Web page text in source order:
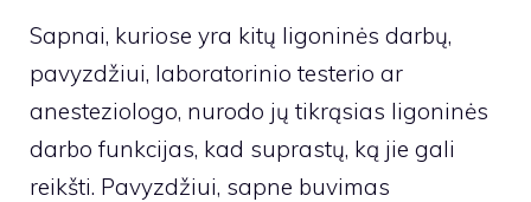
Sapnai, kuriose yra kitų ligoninės darbų,
pavyzdžiui, laboratorinio testerio ar
anesteziologo, nurodo jų tikrąsias ligoninės
darbo funkcijas, kad suprastų, ką jie gali
reikšti. Pavyzdžiui, sapne buvimas